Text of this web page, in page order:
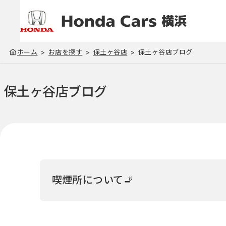
ホーム お店を探す 保土ヶ谷店 保土ヶ谷店ブログ
保土ヶ谷店ブログ
喫煙所について🚬